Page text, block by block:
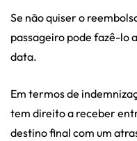
Se não quiser o
passageiro pode fazê-lo
data.
Em termos de
tem direito a receber
destino final com um